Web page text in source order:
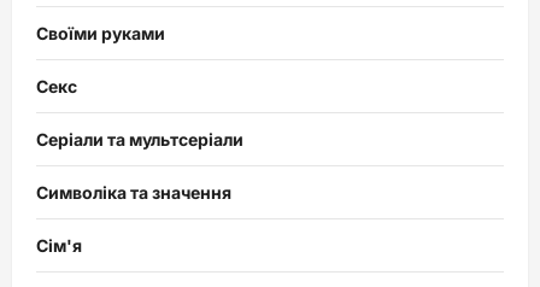
Своїми руками
Секс
Серіали та мультсеріали
Символіка та значення
Сім'я